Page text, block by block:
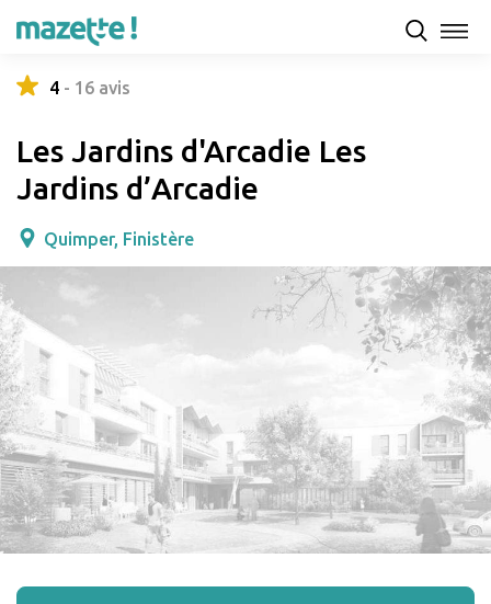
4 - 16 avis
Les Jardins d'Arcadie Les
Jardins d’Arcadie
Quimper, Finistère